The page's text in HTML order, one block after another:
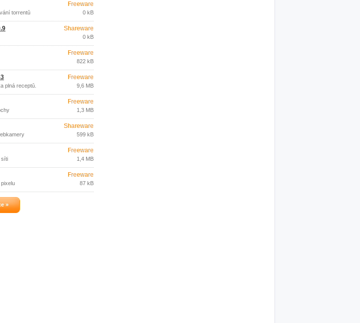
torrentů
Freeware
0 kB
Shareware
0 kB
Freeware
822 kB
plná receptů.
Freeware
9,6 MB
Freeware
1,3 MB
Shareware
599 kB
síti
Freeware
1,4 MB
Freeware
87 kB
»